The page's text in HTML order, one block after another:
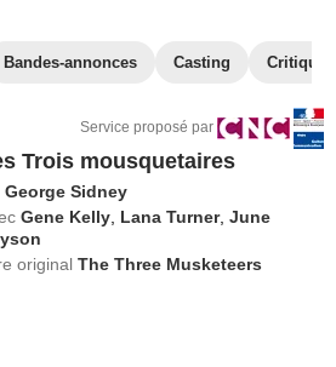
Bandes-annonces Casting
Service proposé par
Trois mousquetaires
George Sidney
Gene Kelly Lana Turner,June
originalThe Three Musketeers